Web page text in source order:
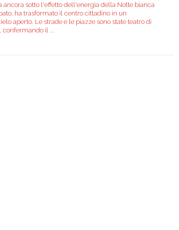
ancora sotto l'effetto dell'energia della Notte bianca
ha trasformato il centro cittadino in un
aperto. Le strade e le piazze sono state teatro di
confermando il